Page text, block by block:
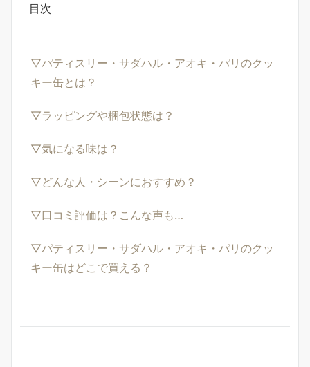
目次
▽パティスリー・サダハル・アオキ・パリのクッ
キー缶とは？
▽ラッピングや梱包状態は？
▽気になる味は？
▽どんな人・シーンにおすすめ？
▽口コミ評価は？こんな声も…
▽パティスリー・サダハル・アオキ・パリのクッ
キー缶はどこで買える？